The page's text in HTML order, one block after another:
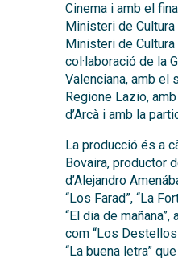
Cinema i amb el
Ministeri de Cultura
Ministeri de
col·laboració de la
Valenciana, amb el
Regione Lazio,
d’Arcà i amb la
La producció és a
Bovaira, productor
d’Alejandro
“Los Farad”, “La
“El dia de
com “Los
“La buena letra”